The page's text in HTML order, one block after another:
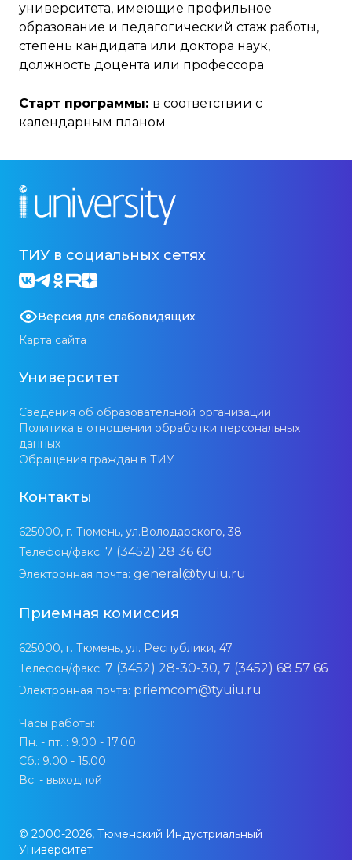
университета, имеющие профильное
образование и педагогический стаж работы,
степень кандидата или доктора наук,
должность доцента или профессора
Старт программы: в соответствии с
календарным планом
ТИУ в социальных сетях
Версия для слабовидящих
Карта сайта
Университет
Сведения об образовательной организации
Политика в отношении обработки персональных
данных
Обращения граждан в ТИУ
Контакты
625000, г. Тюмень, ул.Володарского, 38
Телефон/факс: 7 (3452) 28 36 60
Электронная почта: general@tyuiu.ru
Приемная комиссия
625000, г. Тюмень, ул. Республики, 47
Телефон/факс: 7 (3452) 28-30-30, 7 (3452) 68 57 66
Электронная почта: priemcom@tyuiu.ru
Часы работы:
Пн. - пт. : 9.00 - 17.00
Сб.: 9.00 - 15.00
Вс. - выходной
© 2000-2026, Тюменский Индустриальный
Университет